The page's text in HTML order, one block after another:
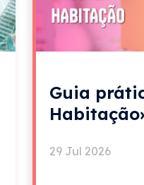
Guia
29 Jul 2026